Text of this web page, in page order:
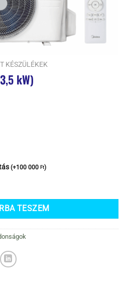
KÉSZÜLÉKEK
kW)
(+100 000 Ft)
TESZEM